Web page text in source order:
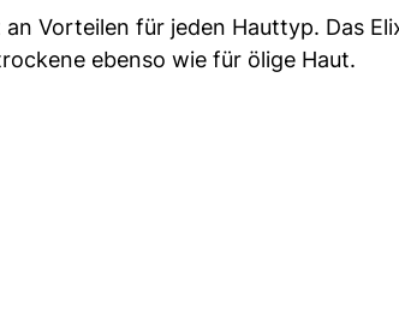
Vorteilen für jeden Hauttyp. Das
ebenso wie für ölige Haut.